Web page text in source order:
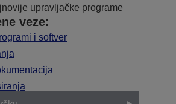
upravljačke programe
veze:
i softver